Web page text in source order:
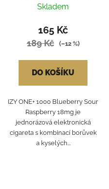
RASBERRY 18MG
Skladem
165 Kč
189 Kč (–12 %)
DO KOŠÍKU
IZY ONE+ 1000 Blueberry Sour
Raspberry 18mg je
jednorázová elektronická
cigareta s kombinací borůvek
a kyselých...